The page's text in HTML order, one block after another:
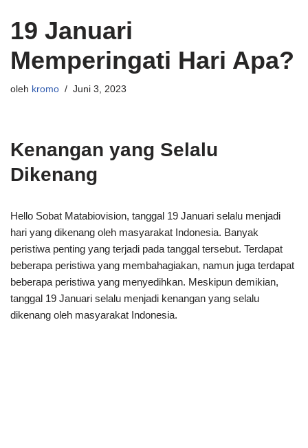
19 Januari
Memperingati Hari Apa?
oleh kromo Juni 3, 2023
Kenangan yang Selalu
Dikenang
Hello Sobat Matabiovision, tanggal 19 Januari selalu menjadi
hari yang dikenang oleh masyarakat Indonesia. Banyak
peristiwa penting yang terjadi pada tanggal tersebut. Terdapat
beberapa peristiwa yang membahagiakan, namun juga terdapat
beberapa peristiwa yang menyedihkan. Meskipun demikian,
tanggal 19 Januari selalu menjadi kenangan yang selalu
dikenang oleh masyarakat Indonesia.